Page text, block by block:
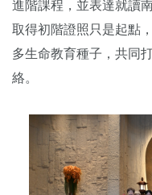
進階課程，並表達就讀
取得初階證照只是起點
多生命教育種子，共同
絡。